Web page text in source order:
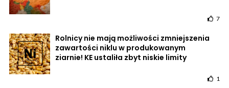
7
Rolnicy nie mają możliwości zmniejszenia
zawartości niklu w produkowanym
ziarnie! KE ustaliła zbyt niskie limity
1